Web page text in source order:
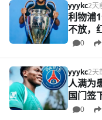
yyykc2天
利物浦
不放，
0
yyykc2天
人满为
国门签
0